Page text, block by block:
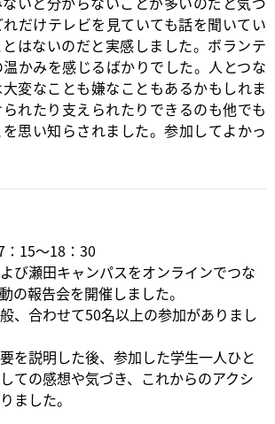
だけテレビを見ていても話を聞いてい
はないのだと実感しました。ボランテ
かみを感じるばかりでした。人とつな
変なことも嫌なこともあるかもしれま
れたり支えられたりできるのも他でも
思い知らされました。参加してよかっ
15～18：30
び瀬田キャンパスをオンラインでつな
の報告会を開催しました。
、合わせて50名以上の参加がありまし
を説明した後、参加した学生一人ひと
ての感想や気づき、これからのアクシ
ました。